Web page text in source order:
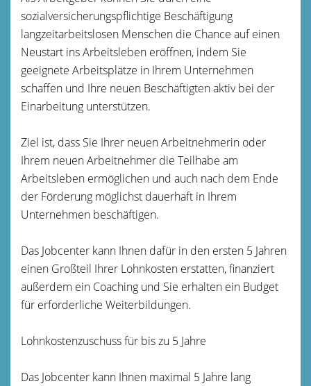
sozialversicherungspflichtige Beschäftigung
langzeitarbeitslosen Menschen die Chance auf einen
Neustart ins Arbeitsleben eröffnen, indem Sie
geeignete Arbeitsplätze in Ihrem Unternehmen
schaffen und Ihre neuen Beschäftigten aktiv bei der
Einarbeitung unterstützen.
Ziel ist, dass Sie Ihrer neuen Arbeitnehmerin oder
Ihrem neuen Arbeitnehmer die Teilhabe am
Arbeitsleben ermöglichen und auch nach dem Ende
der Förderung möglichst dauerhaft in Ihrem
Unternehmen beschäftigen.
Das Jobcenter kann Ihnen dafür in den ersten 5 Jahren
einen Großteil Ihrer Lohnkosten erstatten, finanziert
außerdem ein Coaching und Sie erhalten ein Budget
für erforderliche Weiterbildungen.
Lohnkostenzuschuss für bis zu 5 Jahre
Das Jobcenter kann Ihnen maximal 5 Jahre lang